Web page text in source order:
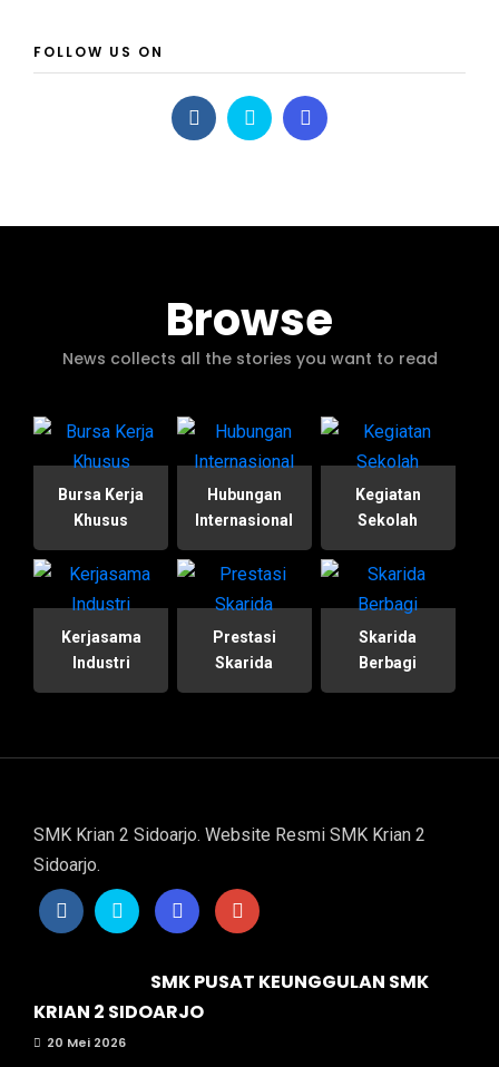
FOLLOW US ON
Browse
News collects all the stories you want to read
Bursa Kerja
Khusus
Hubungan
Internasional
Kegiatan
Sekolah
Kerjasama
Industri
Prestasi
Skarida
Skarida
Berbagi
SMK Krian 2 Sidoarjo. Website Resmi SMK Krian 2
Sidoarjo.
SMK PUSAT KEUNGGULAN SMK
KRIAN 2 SIDOARJO
20 Mei 2026